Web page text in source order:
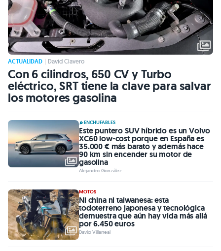
ACTUALIDAD | David Clavero
Con 6 cilindros, 650 CV y Turbo
eléctrico, SRT tiene la clave para salvar
los motores gasolina
ENCHUFABLES
Este puntero SUV híbrido es un Volvo
XC60 low-cost porque en España es
35.000 € más barato y además hace
90 km sin encender su motor de
gasolina
Alejandro González
MOTOS
Ni china ni taiwanesa: esta
todoterreno japonesa y tecnológica
demuestra que aún hay vida más allá
por 6.450 euros
David Villarreal